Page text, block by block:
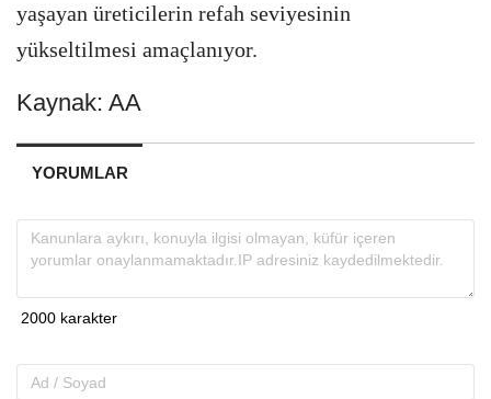
yaşayan üreticilerin refah seviyesinin
yükseltilmesi amaçlanıyor.
Kaynak: AA
YORUMLAR